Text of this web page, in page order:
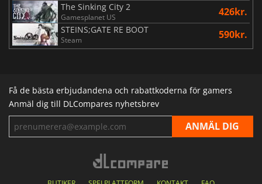
The Sinking City 2
Gamesplanet US 426kr.
STEINS;GATE RE BOOT
Steam 590kr.
Få de bästa erbjudandena och rabattkoderna för gamers
Anmäl dig till DLCompares nyhetsbrev